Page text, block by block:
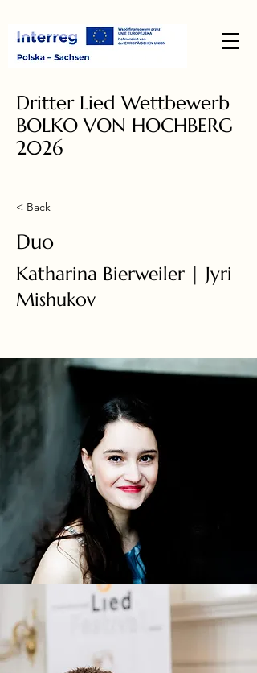
Dritter Lied Wettbewerb
BOLKO VON HOCHBERG
2026
< Back
Duo
Katharina Bierweiler | Jyri
Mishukov